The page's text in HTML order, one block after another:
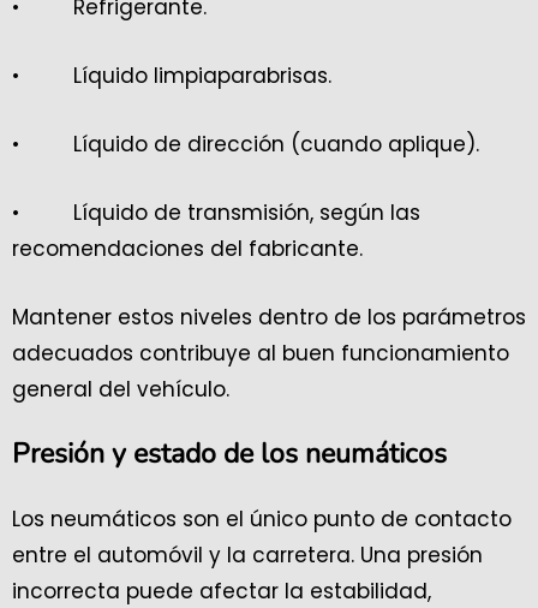
• Refrigerante.
• Líquido limpiaparabrisas.
• Líquido de dirección (cuando aplique).
• Líquido de transmisión, según las
recomendaciones del fabricante.
Mantener estos niveles dentro de los parámetros
adecuados contribuye al buen funcionamiento
general del vehículo.
Presión y estado de los neumáticos
Los neumáticos son el único punto de contacto
entre el automóvil y la carretera. Una presión
incorrecta puede afectar la estabilidad,